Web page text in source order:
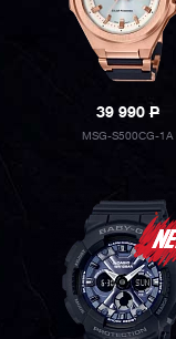
39 990P
MSG-S500CG-1A